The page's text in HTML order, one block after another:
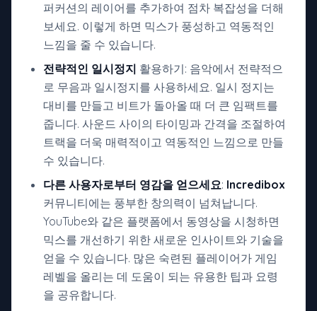
퍼커션의 레이어를 추가하여 점차 복잡성을 더해
보세요. 이렇게 하면 믹스가 풍성하고 역동적인
느낌을 줄 수 있습니다.
전략적인 일시정지 활용하기: 음악에서 전략적으
로 무음과 일시정지를 사용하세요. 일시 정지는
대비를 만들고 비트가 돌아올 때 더 큰 임팩트를
줍니다. 사운드 사이의 타이밍과 간격을 조절하여
트랙을 더욱 매력적이고 역동적인 느낌으로 만들
수 있습니다.
다른 사용자로부터 영감을 얻으세요: Incredibox
커뮤니티에는 풍부한 창의력이 넘쳐납니다.
YouTube와 같은 플랫폼에서 동영상을 시청하면
믹스를 개선하기 위한 새로운 인사이트와 기술을
얻을 수 있습니다. 많은 숙련된 플레이어가 게임
레벨을 올리는 데 도움이 되는 유용한 팁과 요령
을 공유합니다.